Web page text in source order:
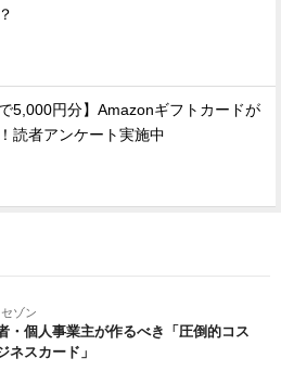
で5,000円分】Amazonギフトカードが
読者アンケート実施中
ゾン
・個人事業主が作るべき「圧倒的コス
ネスカード」